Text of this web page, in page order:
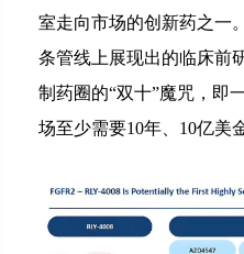
室走向市场的创新药之一
条管线上展现出的临床前
制药圈的“双十”魔咒，即
场至少需要10年、10亿美